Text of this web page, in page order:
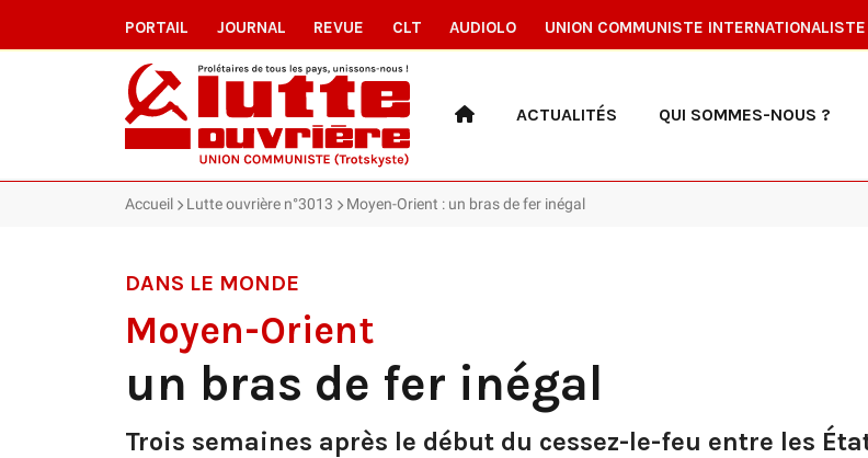
PORTAIL JOURNAL REVUE CLT AUDIOLO UNION COMMUNISTE INTERNATIONALISTE
ACTUALITÉS QUI SOMMES-NOUS ?
Accueil Lutte ouvrière n°3013 Moyen-Orient : un bras de fer inégal
DANS LE MONDE
Moyen-Orient
un bras de fer inégal
Trois semaines après le début du cessez-le-feu entre les